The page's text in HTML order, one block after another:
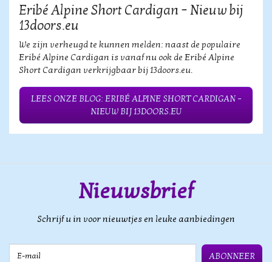
Eribé Alpine Short Cardigan – Nieuw bij
13doors.eu
We zijn verheugd te kunnen melden: naast de populaire
Eribé Alpine Cardigan is vanaf nu ook de Eribé Alpine
Short Cardigan verkrijgbaar bij 13doors.eu.
LEES ONZE BLOG: ERIBÉ ALPINE SHORT CARDIGAN –
NIEUW BIJ 13DOORS.EU
Nieuwsbrief
Schrijf u in voor nieuwtjes en leuke aanbiedingen
ABONNEER